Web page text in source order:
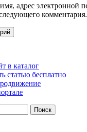
адрес электронной
комментария.
в каталог
статью бесплатно